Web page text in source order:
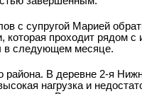
с супругой Марией
которая проходит
в следующем месяце.
В деревне 2-я
нагрузка и